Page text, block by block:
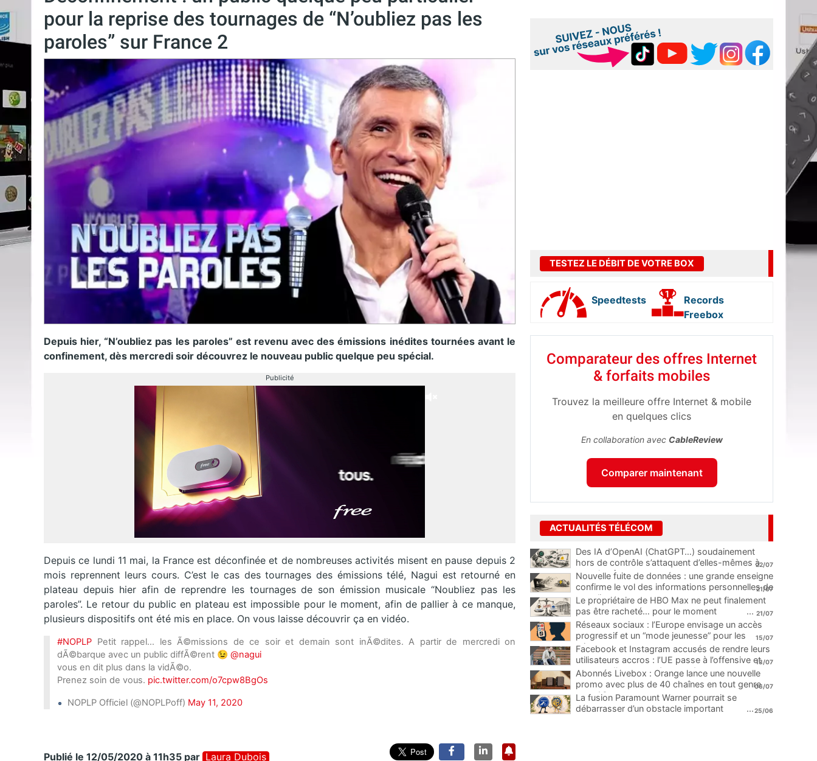
pour la reprise des tournages de “N’oubliez pas les
paroles” sur France 2
Depuis hier, “N’oubliez pas les paroles” est revenu avec des émissions inédites tournées avant le
confinement, dès mercredi soir découvrez le nouveau public quelque peu spécial.
Publicité
Depuis ce lundi 11 mai, la France est déconfinée et de nombreuses activités misent en pause depuis 2
mois reprennent leurs cours. C’est le cas des tournages des émissions télé, Nagui est retourné en
plateau depuis hier afin de reprendre les tournages de son émission musicale “Noubliez pas les
paroles”. Le retour du public en plateau est impossible pour le moment, afin de pallier à ce manque,
plusieurs dispositifs ont été mis en place. On vous laisse découvrir ça en vidéo.
#NOPLP Petit rappel… les Ã©missions de ce soir et demain sont inÃ©dites. A partir de mercredi on
dÃ©barque avec un public diffÃ©rent 😉 @nagui
vous en dit plus dans la vidÃ©o.
Prenez soin de vous. pic.twitter.com/o7cpw8BgOs
NOPLP Officiel (@NOPLPoff) May 11, 2020
Publié le 12/05/2020 à 11h35 par Laura Dubois
TESTEZ LE DÉBIT DE VOTRE BOX
Speedtests
Records
Freebox
Comparateur des offres Internet
& forfaits mobiles
Trouvez la meilleure offre Internet & mobile
en quelques clics
En collaboration avec CableReview
Comparer maintenant
ACTUALITÉS TÉLÉCOM
Des IA d’OpenAI (ChatGPT…) soudainement
hors de contrôle s’attaquent d’elles-mêmes à
une plateforme
...
22/07
Nouvelle fuite de données : une grande enseigne
confirme le vol des informations personnelles de
ses clients
...
21/07
Le propriétaire de HBO Max ne peut finalement
pas être racheté… pour le moment
... 21/07
Réseaux sociaux : l’Europe envisage un accès
progressif et un “mode jeunesse” pour les
mineurs
...
15/07
Facebook et Instagram accusés de rendre leurs
utilisateurs accros : l’UE passe à l’offensive et
menace d’une amende record
...
13/07
Abonnés Livebox : Orange lance une nouvelle
promo avec plus de 40 chaînes en tout genre
pour 1€
06/07
La fusion Paramount Warner pourrait se
débarrasser d’un obstacle important
...25/06